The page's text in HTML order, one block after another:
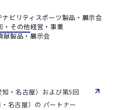
ナビリティ スポーツ製品・展示会
・その他経営・事業
献製品・展示会
・名古屋）および第5回
名古屋）の パートナー